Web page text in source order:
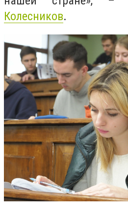
Колесников.